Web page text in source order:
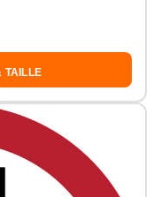
TAILLE